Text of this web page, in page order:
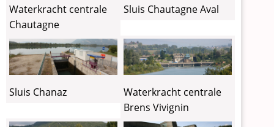
Waterkracht centrale
Chautagne
Sluis Chautagne Aval
Sluis Chanaz
Waterkracht centrale
Brens Vivignin